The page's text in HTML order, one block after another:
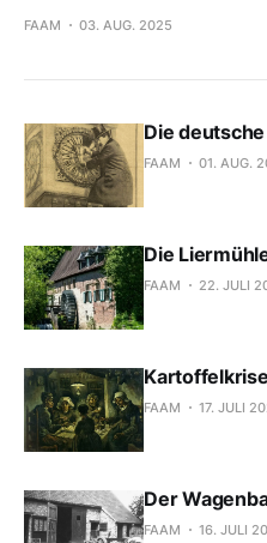
FAAM 03. AUG. 2025
Die
FAAM 01. AUG.
Die
FAAM 22. JULI
Kartoffelkrise
FAAM 17. JULI
Der
FAAM 16. JULI